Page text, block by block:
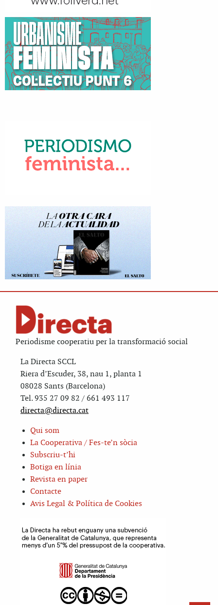
Periodisme cooperatiu per la transformació social
La Directa SCCL
Riera d’Escuder, 38, nau 1, planta 1
08028 Sants (Barcelona)
Tel. 935 27 09 82 / 661 493 117
directa@directa.cat
Qui som
La Cooperativa / Fes-te’n sòcia
Subscriu-t’hi
Botiga en línia
Revista en paper
Contacte
Avis Legal & Política de Cookies